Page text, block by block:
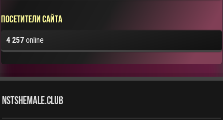
Посетители сайта
4 257 online
NstShemale.Club